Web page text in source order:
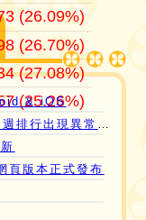
9,808,224
9,559,631
9,143,995
8,438,736
(26.09%)
(26.70%)
(27.08%)
(25.26%)
297,669
276,666
& iOS
頁版本正式發布